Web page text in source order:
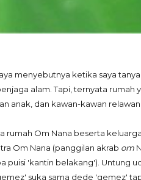
menyebutnya ketika saya
alam. Tapi, ternyata rumah
anak, dan kawan-kawan relawan
rumah Om Nana beserta
Om Nana (panggilan akrab om
puisi 'kantin belakang'). Untung
suka sama dede 'gemez'